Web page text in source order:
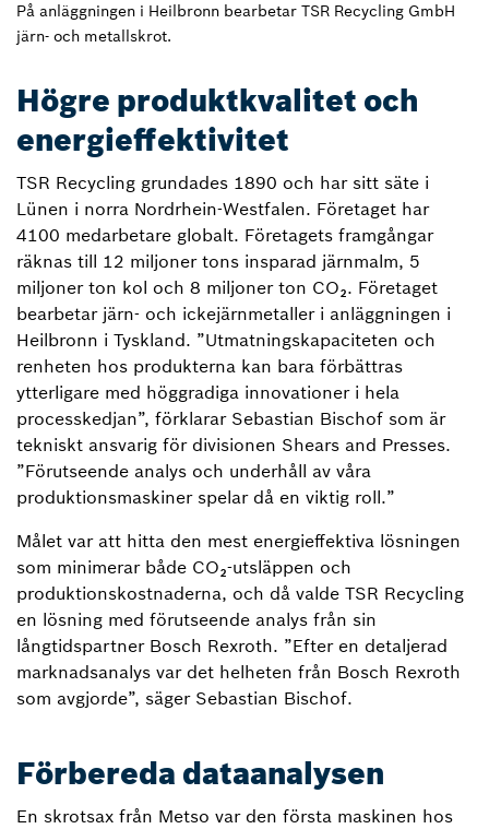
På anläggningen i Heilbronn bearbetar TSR Recycling GmbH
järn- och metallskrot.
Högre produktkvalitet och
energieffektivitet
TSR Recycling grundades 1890 och har sitt säte i
Lünen i norra Nordrhein-Westfalen. Företaget har
4100 medarbetare globalt. Företagets framgångar
räknas till 12 miljoner tons insparad järnmalm, 5
miljoner ton kol och 8 miljoner ton CO₂. Företaget
bearbetar järn- och ickejärnmetaller i anläggningen i
Heilbronn i Tyskland. ”Utmatningskapaciteten och
renheten hos produkterna kan bara förbättras
ytterligare med höggradiga innovationer i hela
processkedjan”, förklarar Sebastian Bischof som är
tekniskt ansvarig för divisionen Shears and Presses.
”Förutseende analys och underhåll av våra
produktionsmaskiner spelar då en viktig roll.”
Målet var att hitta den mest energieffektiva lösningen
som minimerar både CO₂-utsläppen och
produktionskostnaderna, och då valde TSR Recycling
en lösning med förutseende analys från sin
långtidspartner Bosch Rexroth. ”Efter en detaljerad
marknadsanalys var det helheten från Bosch Rexroth
som avgjorde”, säger Sebastian Bischof.
Förbereda dataanalysen
En skrotsax från Metso var den första maskinen hos